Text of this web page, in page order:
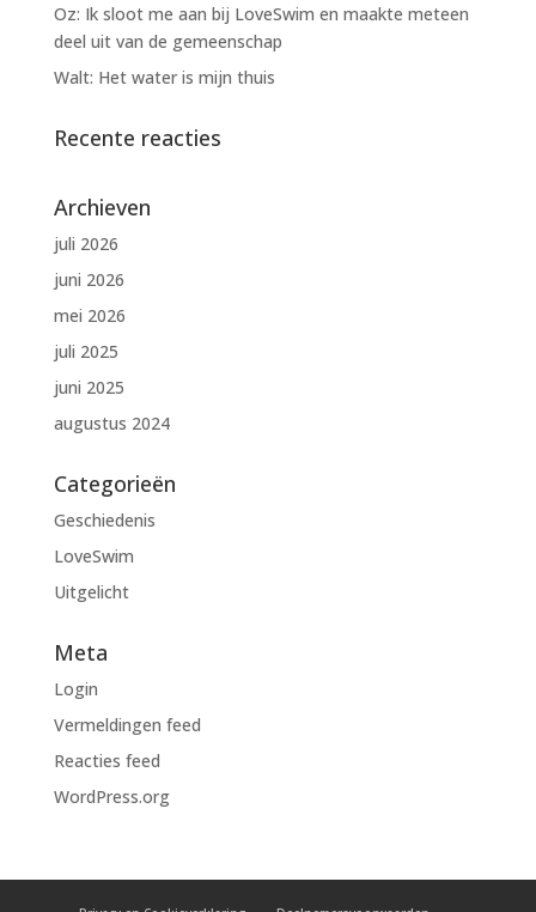
Oz: Ik sloot me aan bij LoveSwim en maakte meteen
deel uit van de gemeenschap
Walt: Het water is mijn thuis
Recente reacties
Archieven
juli 2026
juni 2026
mei 2026
juli 2025
juni 2025
augustus 2024
Categorieën
Geschiedenis
LoveSwim
Uitgelicht
Meta
Login
Vermeldingen feed
Reacties feed
WordPress.org